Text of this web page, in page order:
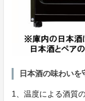
日本酒の味わい
1、温度による酒質